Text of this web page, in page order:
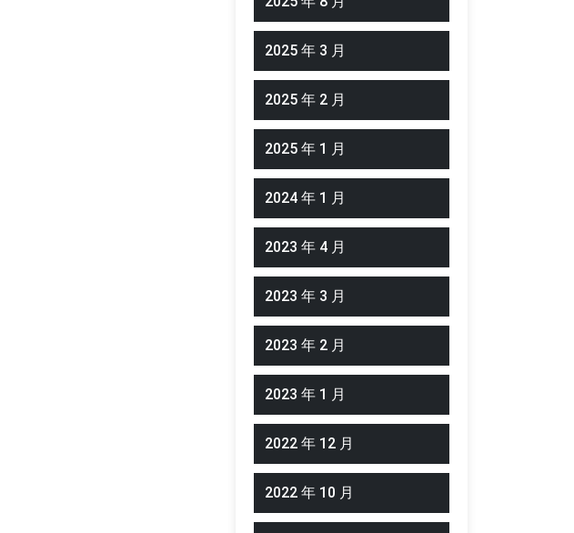
2025 年 3 月
2025 年 2 月
2025 年 1 月
2024 年 1 月
2023 年 4 月
2023 年 3 月
2023 年 2 月
2023 年 1 月
2022 年 12 月
2022 年 10 月